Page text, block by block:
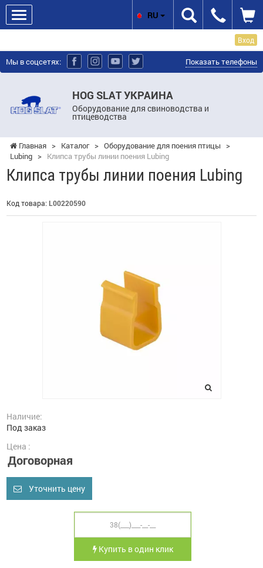
Вход
Мы в соцсетях: Показать телефоны
HOG SLAT УКРАИНА
Оборудование для свиноводства и
птицеводства
RU
Главная > Каталог > Оборудование для поения птицы
>
Lubing > Клипса трубы линии поения Lubing
Клипса трубы линии поения Lubing
Код товара: L00220590
Наличие:
Под заказ
Цена :
Договорная
Уточнить цену
Купить в один клик